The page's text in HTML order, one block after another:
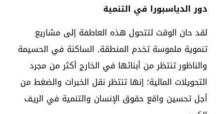
دور الدياسبورا في التنمية
لقد حان الوقت لتتحول هذه العاطفة إلى مشاريع
تنموية ملموسة تخدم المنطقة. الساكنة في الحسيمة
والناظور تنتظر من أبنائها في الخارج أكثر من مجرد
التحويلات المالية؛ إنها تنتظر نقل الخبرات والضغط من
أجل تحسين واقع حقوق الإنسان والتنمية في الريف